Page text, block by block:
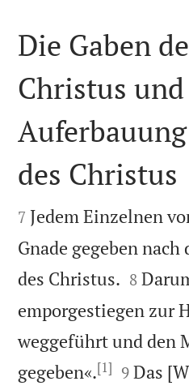

Die Gaben
Christus
des Christus

7 Jedem Einzelnen
Gnade gegeben nach
des Christus. 

8
emporgestiegen zur
weggeführt und den
gegeben«.[1] 

9 Das